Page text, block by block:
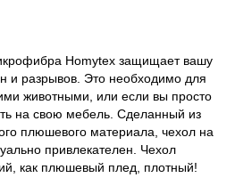
Homytex защищает вашу
и разрывов. Это необходимо для
животными, или если вы просто
на свою мебель. Сделанный из
плюшевого материала, чехол на
привлекателен. Чехол
как плюшевый плед, плотный!